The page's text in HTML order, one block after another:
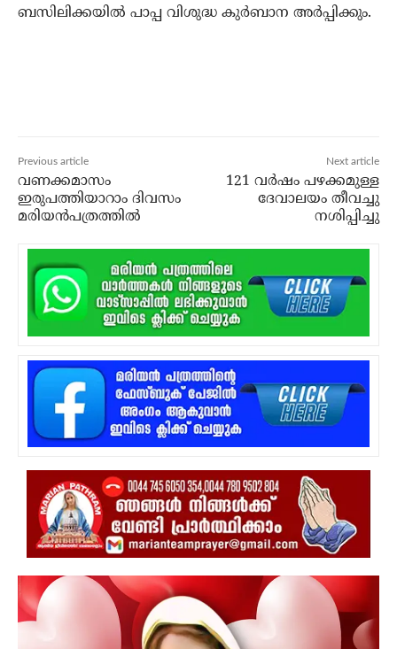
ബസിലിക്കയില്‍ പാപ്പ വിശുദ്ധ കുര്‍ബാന അര്‍പ്പിക്കും.
Previous article
വണക്കമാസം
ഇരുപത്തിയാറാം ദിവസം
മരിയന്‍പത്രത്തില്‍
Next article
121 വര്‍ഷം പഴക്കമുള്ള
ദേവാലയം തീവച്ചു
നശിപ്പിച്ചു